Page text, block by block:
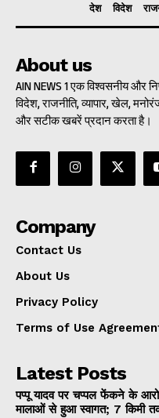
देश विदेश
About us
AIN NEWS 1 एक विश्वसनीय और
विदेश, राजनीति, व्यापार, खेल,
और सटीक खबरें प्रदान करता है।
Company
Contact Us
About Us
Privacy Policy
Terms of Use
Latest Posts
पप्पू यादव पर चप्पल फेंकने के
मालाओं से हुआ स्वागत; 7 किमी